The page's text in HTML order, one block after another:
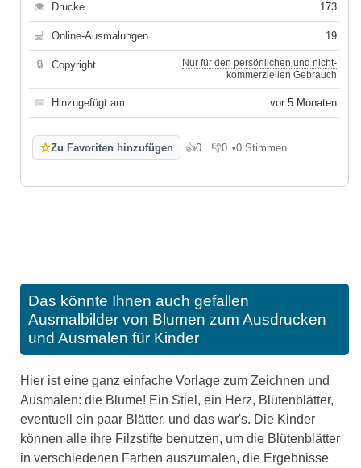
👁 Drucke 173
💻 Online-Ausmalungen 19
🔒 Copyright
Nur für den persönlichen und nicht-
kommerziellen Gebrauch
📅 Hinzugefügt am vor 5 Monaten
☆Zu Favoriten hinzufügen 👍0
Gefällt mir
👎0
Gefällt mir nicht
•0 Stimmen
Das könnte Ihnen auch gefallen
Ausmalbilder von Blumen zum Ausdrucken
und Ausmalen für Kinder
Hier ist eine ganz einfache Vorlage zum Zeichnen und
Ausmalen: die Blume! Ein Stiel, ein Herz, Blütenblätter,
eventuell ein paar Blätter, und das war's. Die Kinder
können alle ihre Filzstifte benutzen, um die Blütenblätter
in verschiedenen Farben auszumalen, die Ergebnisse